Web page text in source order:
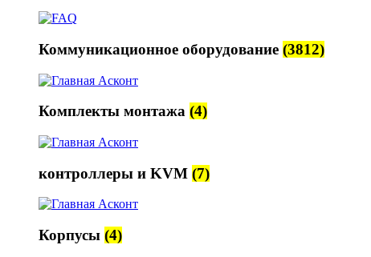
Коммуникационное оборудование (3812)
Комплекты монтажа (4)
контроллеры и KVM (7)
Корпусы (4)